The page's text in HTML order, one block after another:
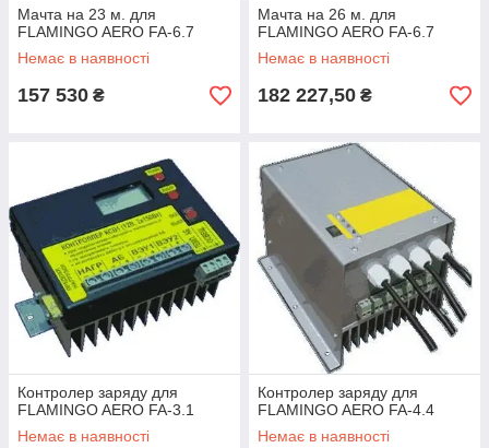
Мачта на 23 м. для
FLAMINGO AERO FA-6.7
Немає в наявності
157 530 ₴
Мачта на 26 м. для
FLAMINGO AERO FA-6.7
Немає в наявності
182 227,50 ₴
Контролер заряду для
FLAMINGO AERO FA-3.1
Немає в наявності
Контролер заряду для
FLAMINGO AERO FA-4.4
Немає в наявності